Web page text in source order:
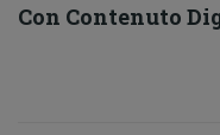
Con Contenuto